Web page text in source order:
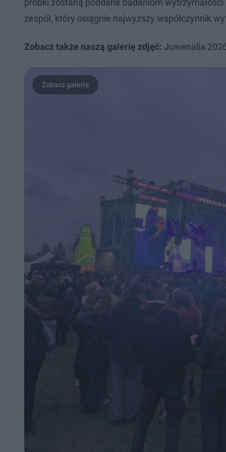
próbki zostaną poddane badaniom
zespół, który osiągnie najwyższy współczynnik
Zobacz także naszą galerię zdjęć: Juwenalia